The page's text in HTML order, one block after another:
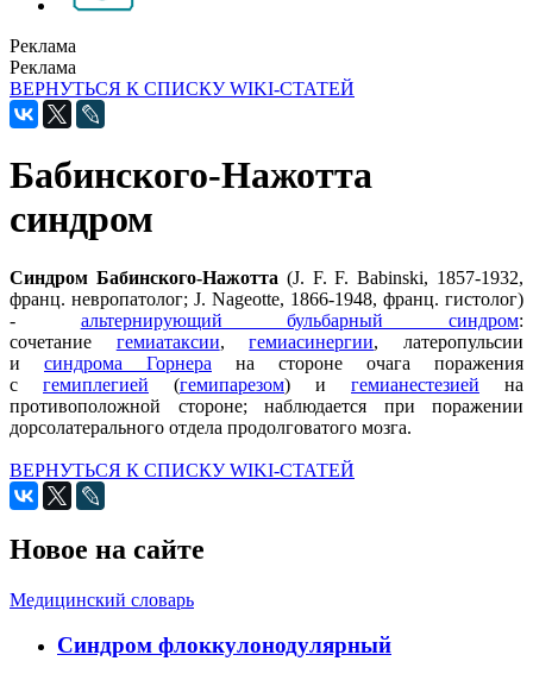
Реклама
Реклама
ВЕРНУТЬСЯ К СПИСКУ WIKI-СТАТЕЙ
Бабинского-Нажотта
синдром
Синдром Бабинского-Нажотта (J. F. F. Babinski, 1857-1932,
франц. невропатолог; J. Nageotte, 1866-1948, франц. гистолог)
- альтернирующий бульбарный синдром:
сочетание гемиатаксии,гемиасинергии, латеропульсии
и синдрома Горнера на стороне очага поражения
с гемиплегией (гемипарезом) и гемианестезией на
противоположной стороне; наблюдается при поражении
дорсолатерального отдела продолговатого мозга.
ВЕРНУТЬСЯ К СПИСКУ WIKI-СТАТЕЙ
Новое на сайте
Медицинский словарь
Cиндром флоккулонодулярный